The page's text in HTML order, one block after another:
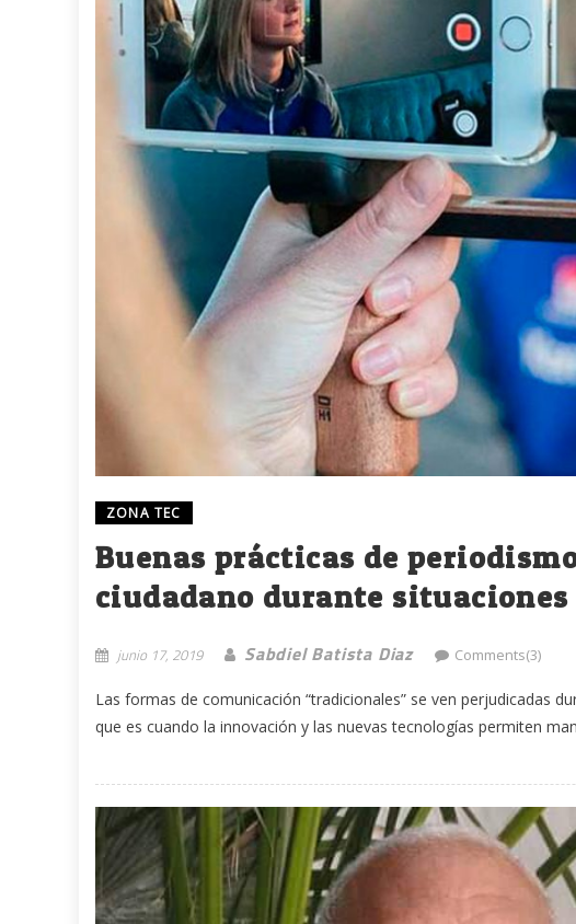
ZONA TEC
Buenas prácticas de
ciudadano durante situaciones
junio 17, 2019 Sabdiel Batista Diaz Comments(3)
Las formas de comunicación “tradicionales” se ven perjudicadas
que es cuando la innovación y las nuevas tecnologías permiten